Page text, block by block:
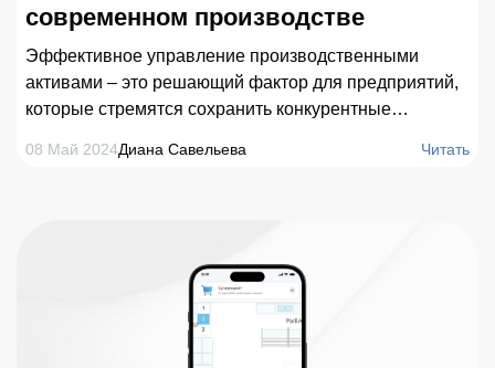
современном производстве
Эффективное управление производственными
активами – это решающий фактор для предприятий,
которые стремятся сохранить конкурентные
и дорогостоящего оборудования, постоянно
направлению в процессе своей повседневной
08 Май 2024Диана Савельева Читать